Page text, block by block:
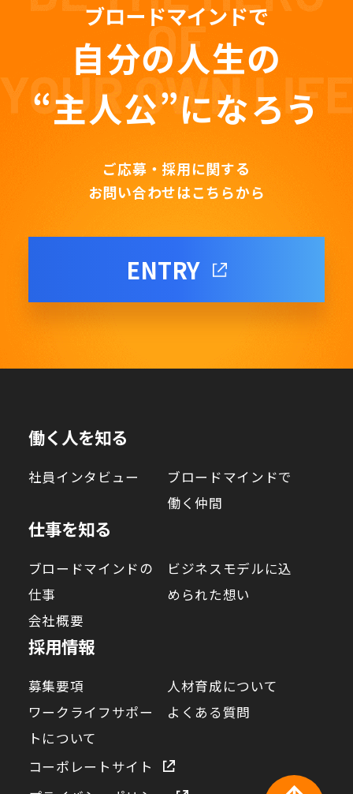
ブロードマインドで
自分の人生の
“主人公”になろう
ご応募・採用に関する
お問い合わせはこちらから
ENTRY
働く人を知る
社員インタビュー
ブロードマインドで
働く仲間
仕事を知る
ブロードマインドの
仕事
ビジネスモデルに込
められた想い
会社概要
採用情報
募集要項
人材育成について
ワークライフサポー
トについて
よくある質問
コーポレートサイト